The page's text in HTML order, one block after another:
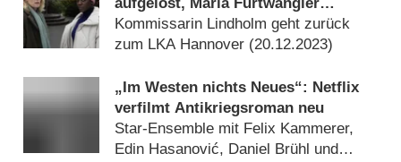
ermittelt wieder alleine
Kommissarin Lindholm geht zurück
zum LKA Hannover (20.12.2023)
„Im Westen nichts Neues“: Netflix
verfilmt Antikriegsroman neu
Star-Ensemble mit Felix Kammerer,
Edin Hasanović, Daniel Brühl und